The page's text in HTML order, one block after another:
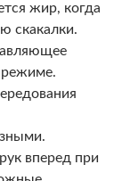
жир, когда
скакалки.
вперед при